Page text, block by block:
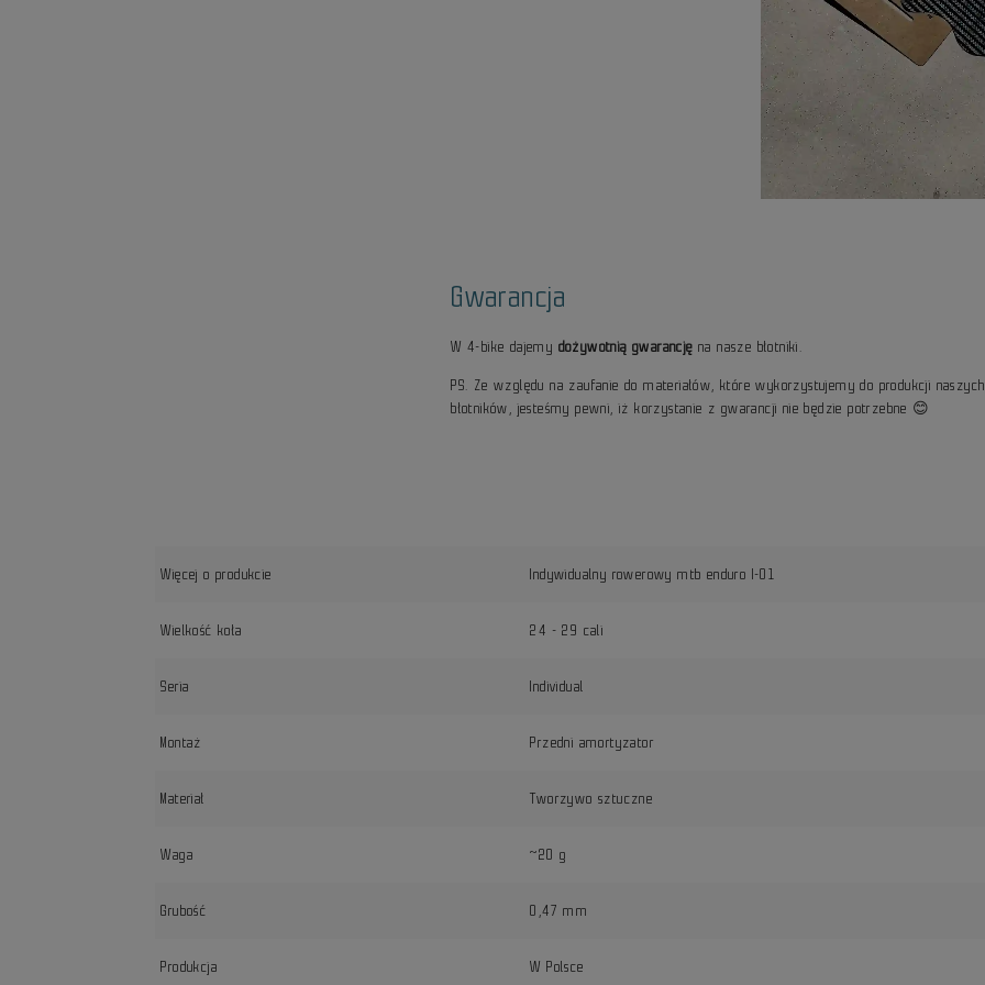
Gwarancja
W 4-bike dajemy dożywotnią gwarancję na nasze błotniki.
PS. Ze względu na zaufanie do materiałów, które wykorzystujemy do produkcji naszych
błotników, jesteśmy pewni, iż korzystanie z gwarancji nie będzie potrzebne 😊
Więcej o produkcie Indywidualny rowerowy mtb enduro I-01
Wielkość koła 24 - 29 cali
Seria Individual
Montaż Przedni amortyzator
Materiał Tworzywo sztuczne
Waga ~20 g
Grubość 0,47 mm
Produkcja W Polsce